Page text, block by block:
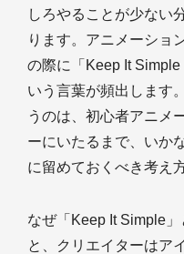
しろやることが少ない
ります。アニメーショ
の際に「Keep It
いう言葉が頻出します
うのは、初心者アニメ
ーにいたるまで、いか
に留めておくべき考え
なぜ「Keep It Simple
と、クリエイターはア